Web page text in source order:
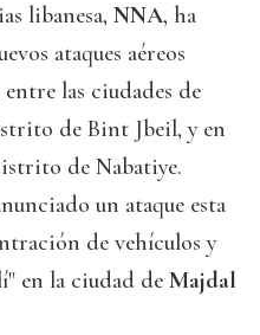
libanesa, NNA, ha
ataques aéreos
las ciudades de
de Bint Jbeil, y en
de Nabatiye.
un ataque esta
de vehículos y
en la ciudad de Majdal